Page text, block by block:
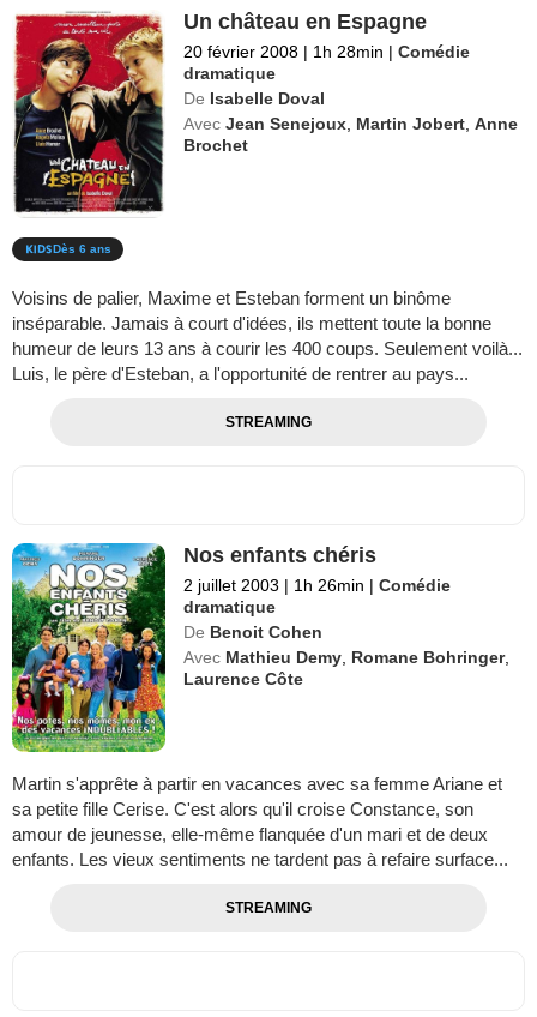
Un château en Espagne
20 février 2008 | 1h 28min | Comédie
dramatique
De Isabelle Doval
Avec Jean Senejoux, Martin Jobert,Anne
Brochet
Dès 6 ans
Voisins de palier, Maxime et Esteban forment un binôme
inséparable. Jamais à court d'idées, ils mettent toute la bonne
humeur de leurs 13 ans à courir les 400 coups. Seulement voilà...
Luis, le père d'Esteban, a l'opportunité de rentrer au pays...
STREAMING
Nos enfants chéris
2 juillet 2003 | 1h 26min | Comédie
dramatique
De Benoit Cohen
Avec Mathieu Demy, Romane Bohringer,
Laurence Côte
Martin s'apprête à partir en vacances avec sa femme Ariane et
sa petite fille Cerise. C'est alors qu'il croise Constance, son
amour de jeunesse, elle-même flanquée d'un mari et de deux
enfants. Les vieux sentiments ne tardent pas à refaire surface...
STREAMING